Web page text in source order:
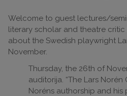
Welcome to guest lectures/
literary scholar and theatre critic
about the Swedish playwright
November.
Thursday, the 26th of
auditorija. “The Lars Norén
Noréns authorship and his